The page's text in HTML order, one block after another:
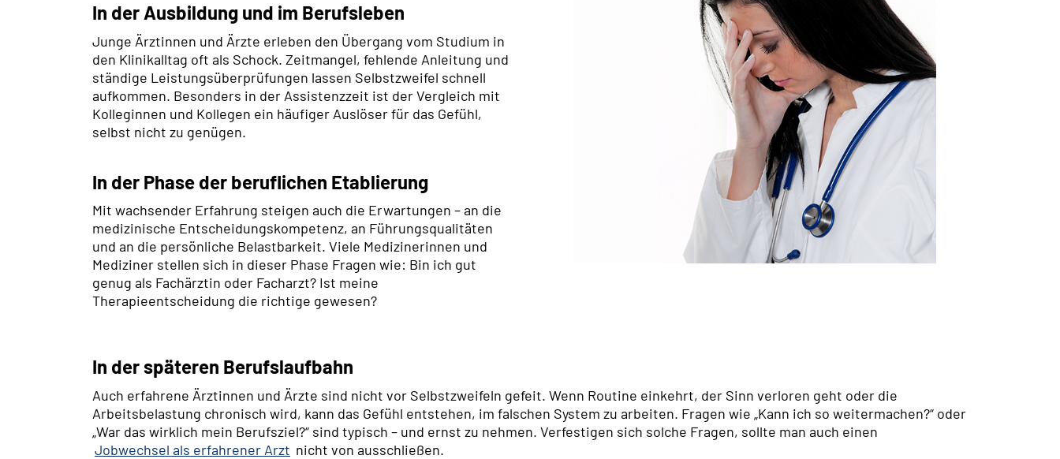
In der Ausbildung und im Berufsleben
Junge Ärztinnen und Ärzte erleben den Übergang vom Studium in
den Klinikalltag oft als Schock. Zeitmangel, fehlende Anleitung und
ständige Leistungsüberprüfungen lassen Selbstzweifel schnell
aufkommen. Besonders in der Assistenzzeit ist der Vergleich mit
Kolleginnen und Kollegen ein häufiger Auslöser für das Gefühl,
selbst nicht zu genügen.
In der Phase der beruflichen Etablierung
Mit wachsender Erfahrung steigen auch die Erwartungen – an die
medizinische Entscheidungskompetenz, an Führungsqualitäten
und an die persönliche Belastbarkeit. Viele Medizinerinnen und
Mediziner stellen sich in dieser Phase Fragen wie: Bin ich gut
genug als Fachärztin oder Facharzt? Ist meine
Therapieentscheidung die richtige gewesen?
In der späteren Berufslaufbahn
Auch erfahrene Ärztinnen und Ärzte sind nicht vor Selbstzweifeln gefeit. Wenn Routine einkehrt, der Sinn verloren geht oder die
Arbeitsbelastung chronisch wird, kann das Gefühl entstehen, im falschen System zu arbeiten. Fragen wie „Kann ich so weitermachen?“ oder
„War das wirklich mein Berufsziel?“ sind typisch – und ernst zu nehmen. Verfestigen sich solche Fragen, sollte man auch einen
Jobwechsel als erfahrener Arzt nicht von ausschließen.